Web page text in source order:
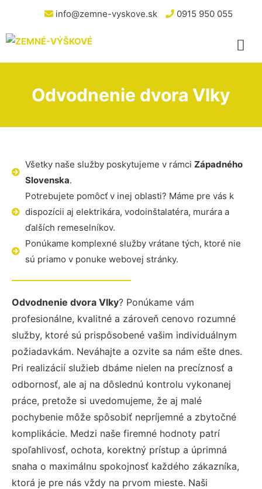
info@zemne-vyskove.sk 0915 950 055
Odvodnenie dvora Vlky
Všetky naše služby poskytujeme v rámci Západného
Slovenska.
Potrebujete pomôcť v inej oblasti? Máme pre vás k
dispozícii aj elektrikára, vodoinštalatéra, murára a
ďalších remeselníkov.
Ponúkame komplexné služby vrátane tých, ktoré nie
sú priamo v ponuke webovej stránky.
Odvodnenie dvora Vlky? Ponúkame vám
profesionálne, kvalitné a zároveň cenovo rozumné
služby, ktoré sú prispôsobené vašim individuálnym
požiadavkám. Neváhajte a ozvite sa nám ešte dnes.
Pri realizácií služieb dbáme nielen na precíznosť a
odbornosť, ale aj na dôslednú kontrolu vykonanej
práce, pretože si uvedomujeme, že aj malé
pochybenie môže spôsobiť nepríjemné a zbytočné
komplikácie. Medzi naše firemné hodnoty patrí
spoľahlivosť, ochota, korektný prístup a úprimná
snaha o maximálnu spokojnosť každého zákazníka,
ktorá je pre nás vždy na prvom mieste. Naši